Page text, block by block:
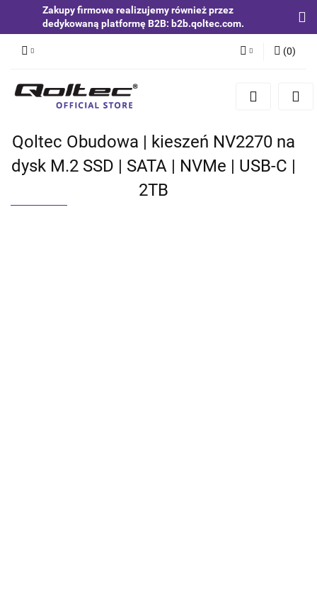
Zakupy firmowe realizujemy również przez
dedykowaną platformę B2B: b2b.qoltec.com.
Zaloguj się
Zgody cookies
(0)
Qoltec Obudowa | kieszeń NV2270 na
dysk M.2 SSD | SATA | NVMe | USB-C |
2TB